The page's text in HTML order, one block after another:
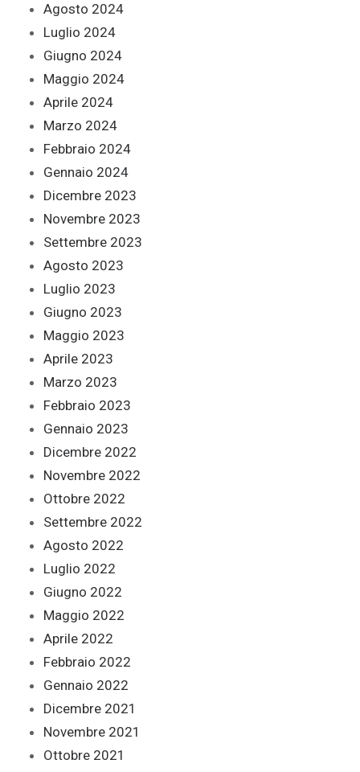
Agosto 2024
Luglio 2024
Giugno 2024
Maggio 2024
Aprile 2024
Marzo 2024
Febbraio 2024
Gennaio 2024
Dicembre 2023
Novembre 2023
Settembre 2023
Agosto 2023
Luglio 2023
Giugno 2023
Maggio 2023
Aprile 2023
Marzo 2023
Febbraio 2023
Gennaio 2023
Dicembre 2022
Novembre 2022
Ottobre 2022
Settembre 2022
Agosto 2022
Luglio 2022
Giugno 2022
Maggio 2022
Aprile 2022
Febbraio 2022
Gennaio 2022
Dicembre 2021
Novembre 2021
Ottobre 2021